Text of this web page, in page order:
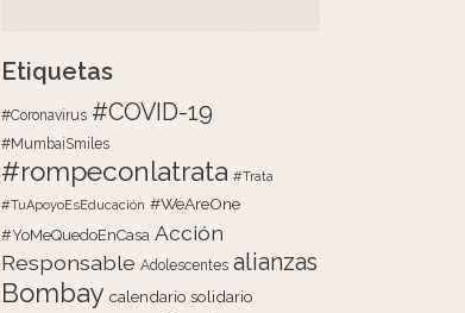
Etiquetas
#Coronavirus #COVID-19
#MumbaiSmiles
#rompeconlatrata #Trata
#TuApoyoEsEducación #WeAreOne
#YoMeQuedoEnCasa Acción
Responsable Adolescentes alianzas
Bombay calendario solidario